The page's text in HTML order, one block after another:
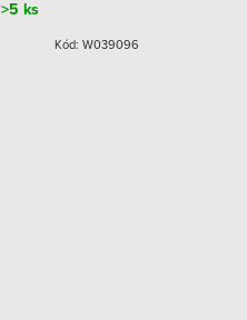
>5 ks
Kód: W039096